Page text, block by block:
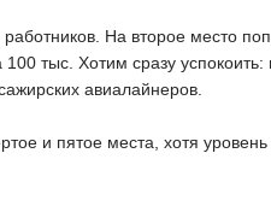
На второе место
тыс. Хотим сразу успокоить:
авиалайнеров.
и пятое места, хотя